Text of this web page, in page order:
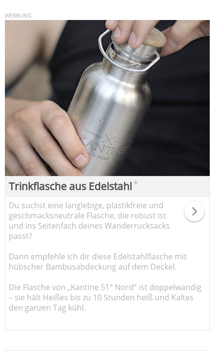
Trinkflasche aus Edelstahl*
Du suchst eine langlebige, plastikfreie und
geschmacksneutrale Flasche, die robust ist
und ins Seitenfach deines Wanderrucksacks
passt?
Dann empfehle ich dir diese Edelstahlflasche mit
hübscher Bambusabdeckung auf dem Deckel.
Die Flasche von „Kantine 51° Nord“ ist doppelwandig
– sie hält Heißes bis zu 10 Stunden heiß und Kaltes
den ganzen Tag kühl.